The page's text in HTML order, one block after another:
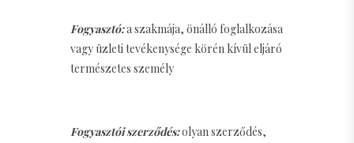
Fogyasztó:a szakmája, önálló foglalkozása
vagy üzleti tevékenysége körén kívül eljáró
természetes személy
Fogyasztói szerződés:olyan szerződés,